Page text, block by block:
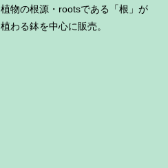
植物の根源・rootsである「根」が
植わる鉢を中心に販売。